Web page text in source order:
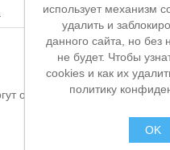
оставлять отзывы
использует механизм
удалить и
данного сайта, но без
не будет. Чтобы
cookies и как их
политику
OK